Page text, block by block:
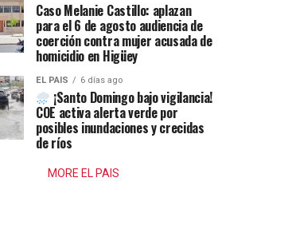
Caso Melanie Castillo: aplazan
para el 6 de agosto audiencia de
coerción contra mujer acusada de
homicidio en Higüey
EL PAIS 6 días ago
¡Santo Domingo bajo vigilancia!
COE activa alerta verde por
posibles inundaciones y crecidas
de ríos
MORE EL PAIS